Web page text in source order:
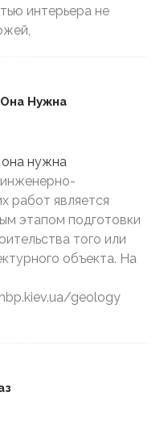
интерьера не
Нужна
работ является
этапом подготовки
того или
объекта. На
geology